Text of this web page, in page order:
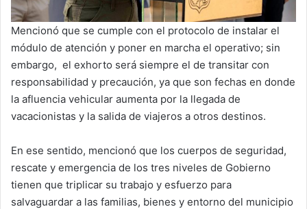
Mencionó que se cumple con el protocolo de instalar el
módulo de atención y poner en marcha el operativo; sin
embargo, el exhorto será siempre el de transitar con
responsabilidad y precaución, ya que son fechas en donde
la afluencia vehicular aumenta por la llegada de
vacacionistas y la salida de viajeros a otros destinos.
En ese sentido, mencionó que los cuerpos de seguridad,
rescate y emergencia de los tres niveles de Gobierno
tienen que triplicar su trabajo y esfuerzo para
salvaguardar a las familias, bienes y entorno del municipio